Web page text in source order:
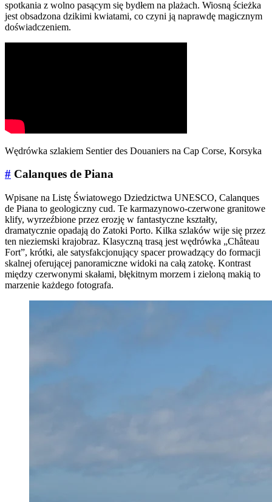
spotkania z wolno pasącym się bydłem na plażach. Wiosną ścieżka
jest obsadzona dzikimi kwiatami, co czyni ją naprawdę magicznym
doświadczeniem.
Wędrówka szlakiem Sentier des Douaniers na Cap Corse, Korsyka
# Calanques de Piana
Wpisane na Listę Światowego Dziedzictwa UNESCO, Calanques
de Piana to geologiczny cud. Te karmazynowo-czerwone granitowe
klify, wyrzeźbione przez erozję w fantastyczne kształty,
dramatycznie opadają do Zatoki Porto. Kilka szlaków wije się przez
ten nieziemski krajobraz. Klasyczną trasą jest wędrówka „Château
Fort”, krótki, ale satysfakcjonujący spacer prowadzący do formacji
skalnej oferującej panoramiczne widoki na całą zatokę. Kontrast
między czerwonymi skałami, błękitnym morzem i zieloną makią to
marzenie każdego fotografa.